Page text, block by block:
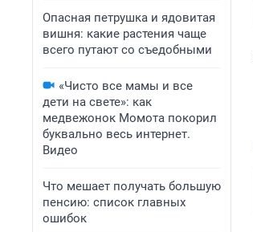
Опасная петрушка и ядовитая
вишня: какие растения чаще
всего путают со съедобными
«Чисто все мамы и все
дети на свете»: как
медвежонок Момота покорил
буквально весь интернет.
Видео
Что мешает получать большую
пенсию: список главных
ошибок